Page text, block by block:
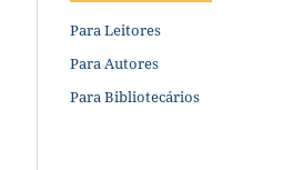
Para Leitores
Para Autores
Para Bibliotecários